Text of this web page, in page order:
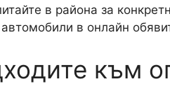
в района за
в онлайн
към